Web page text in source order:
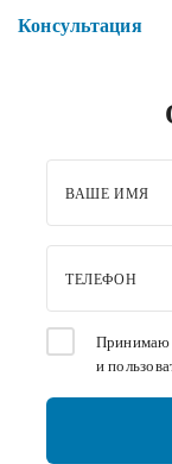
Консультация
ВАШЕ ИМЯ
ТЕЛЕФОН
Принимаю
и